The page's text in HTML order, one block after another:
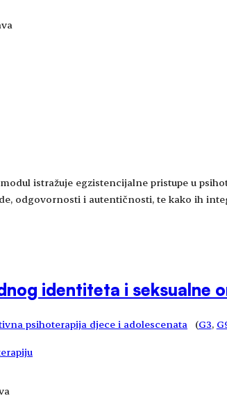
modul istražuje egzistencijalne pristupe u
odgovornosti i autentičnosti, te kako ih
identiteta i seksualne
psihoterapija djece i adolescenata (G3,